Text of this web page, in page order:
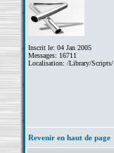
Inscrit le: 04 Jan 2005
Messages: 16711
Localisation: /Library/Scripts/
Revenir en haut de page